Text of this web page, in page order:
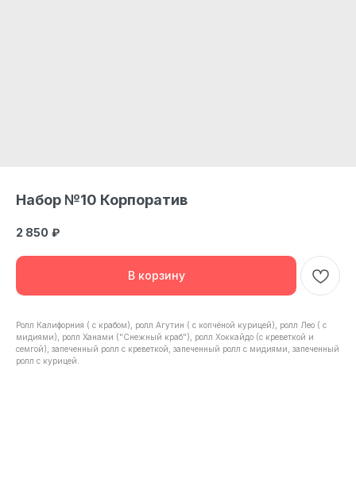
Набор №10 Корпоратив
2 850 ₽
В корзину
Ролл Калифорния ( с крабом), ролл Агутин ( с копчёной курицей), ролл Лео ( с
мидиями), ролл Ханами ("Снежный краб"), ролл Хоккайдо (с креветкой и
семгой), запеченный ролл с креветкой, запеченный ролл с мидиями, запеченный
ролл с курицей.